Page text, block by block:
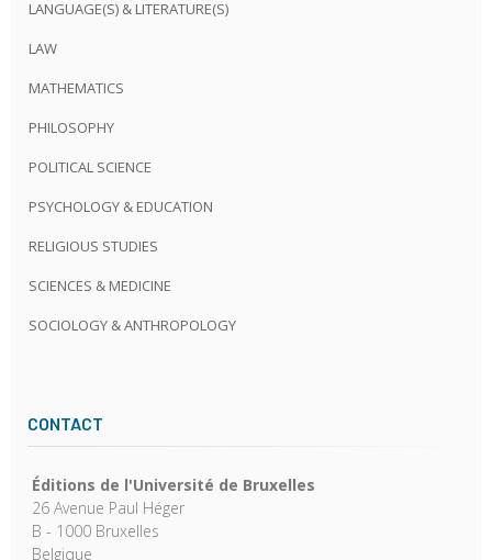
LANGUAGE(S) & LITERATURE(S)
LAW
MATHEMATICS
PHILOSOPHY
POLITICAL SCIENCE
PSYCHOLOGY & EDUCATION
RELIGIOUS STUDIES
SCIENCES & MEDICINE
SOCIOLOGY & ANTHROPOLOGY
CONTACT
Éditions de l'Université de Bruxelles
26 Avenue Paul Héger
B - 1000 Bruxelles
Belgique